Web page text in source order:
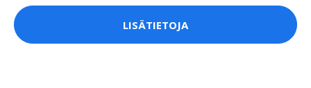
LISÄTIETOJA